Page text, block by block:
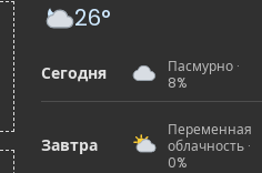
26°
Сегодня
Пасмурно ·
8%
Завтра
Переменная
облачность ·
0%